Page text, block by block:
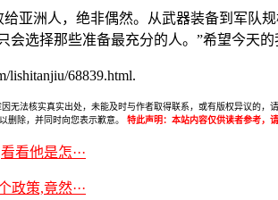
亚洲人，绝非偶然。从武器装备到军队
会选择那些准备最充分的人。”希望今天
lishitanjiu/68839.html.
无法核实真实出处，未能及时与作者取得联系，或有版权异议的
删除，并同时向您表示歉意。
特此声明：本站内容仅供读者参考，
看他是怎···
策,竟然···